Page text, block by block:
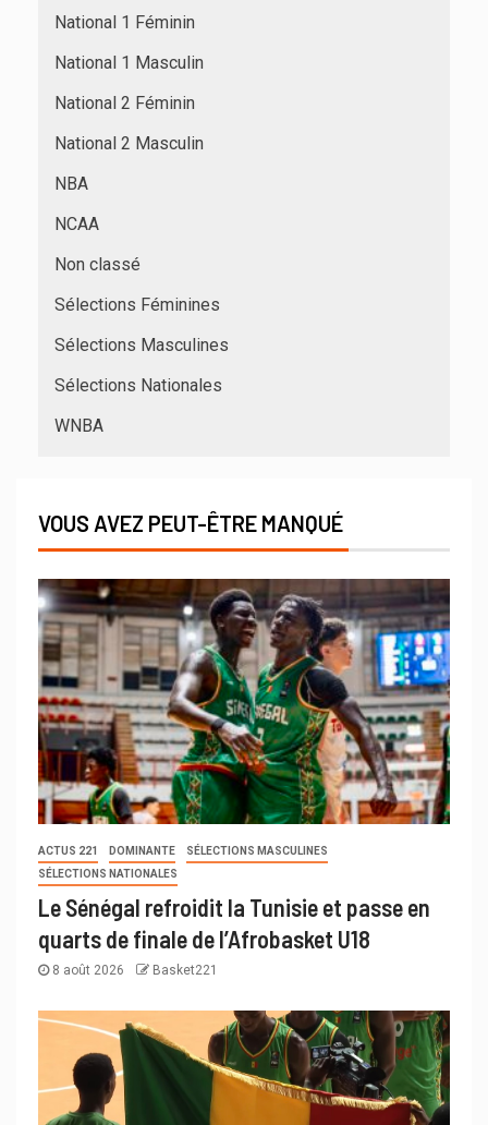
National 1 Féminin
National 1 Masculin
National 2 Féminin
National 2 Masculin
NBA
NCAA
Non classé
Sélections Féminines
Sélections Masculines
Sélections Nationales
WNBA
VOUS AVEZ PEUT-ÊTRE MANQUÉ
ACTUS 221 DOMINANTE
SÉLECTIONS MASCULINES
SÉLECTIONS NATIONALES
Le Sénégal refroidit la Tunisie et passe en
quarts de finale de l’Afrobasket U18
8 août 2026 Basket221